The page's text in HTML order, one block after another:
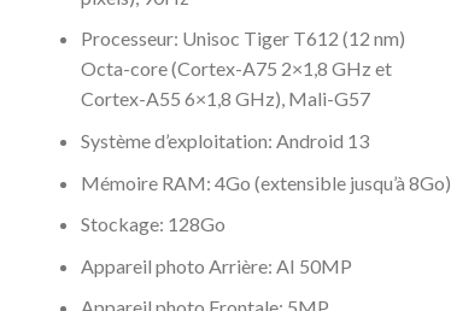
Processeur: Unisoc Tiger T612 (12 nm)
Octa-core (Cortex-A75 2×1,8 GHz et
Cortex-A55 6×1,8 GHz), Mali-G57
Système d’exploitation: Android 13
Mémoire RAM: 4Go (extensible jusqu’à 8Go)
Stockage: 128Go
Appareil photo Arrière: AI 50MP